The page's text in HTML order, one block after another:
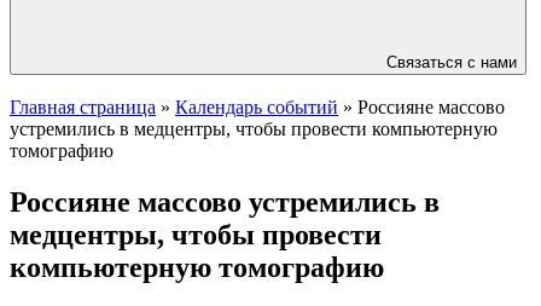
Связаться с нами
Главная страница » Календарь событий » Россияне массово
устремились в медцентры, чтобы провести компьютерную
томографию
Россияне массово устремились в
медцентры, чтобы провести
компьютерную томографию